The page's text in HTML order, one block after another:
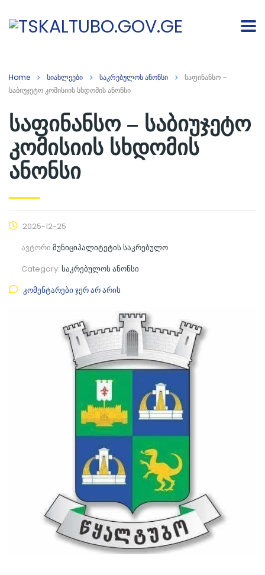
Home სიახლეები საკრებულოს ანონსი
საფინანსო –
საბიუჯეტო კომისიის სხდომის ანონსი
საფინანსო – საბიუჯეტო
კომისიის სხდომის
ანონსი
2025-12-25
ავტორი მუნიციპალიტეტის საკრებულო
Category: საკრებულოს ანონსი
კომენტარები ჯერ არ არის